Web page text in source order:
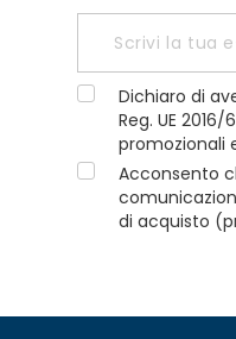
Dichiaro di
Reg. UE
promozionali
Acconsento
di acquisto